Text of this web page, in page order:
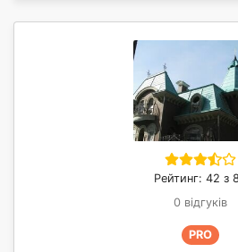
Рейтинг: 42 з
0 відгуків
PRO